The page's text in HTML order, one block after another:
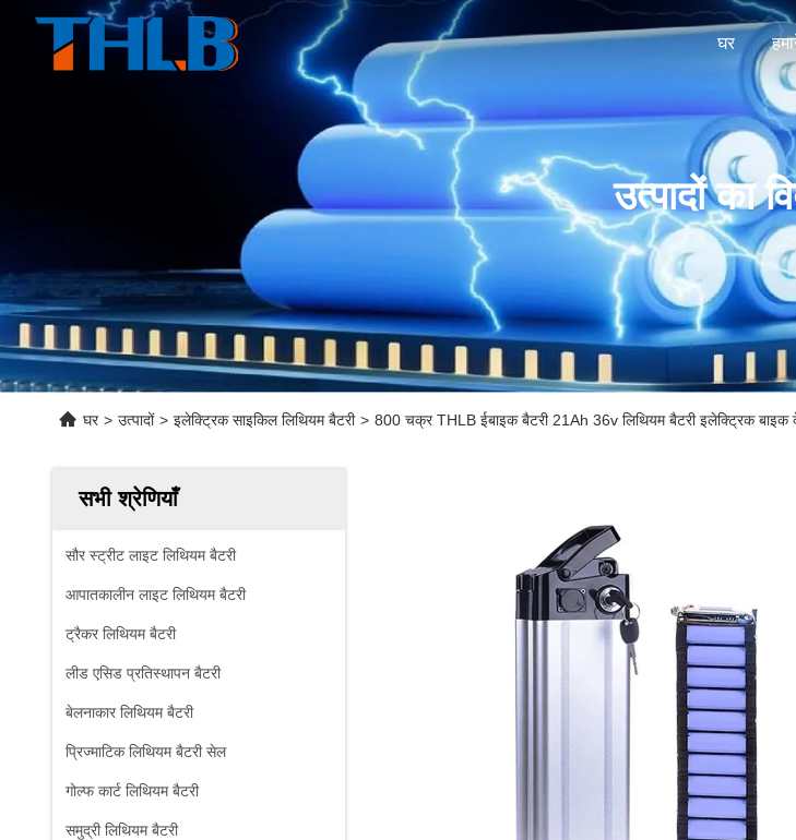
घर
उत्पादों का
घर > उत्पादों > इलेक्ट्रिक साइकिल लिथियम बैटरी > 800 चक्र THLB ईबाइक बैटरी 21Ah 36v लिथियम बैटरी इलेक्ट्रिक बाइक
सभी श्रेणियाँ
सौर स्ट्रीट लाइट लिथियम बैटरी
आपातकालीन लाइट लिथियम बैटरी
ट्रैकर लिथियम बैटरी
लीड एसिड प्रतिस्थापन बैटरी
बेलनाकार लिथियम बैटरी
प्रिज्माटिक लिथियम बैटरी सेल
गोल्फ कार्ट लिथियम बैटरी
समुद्री लिथियम बैटरी